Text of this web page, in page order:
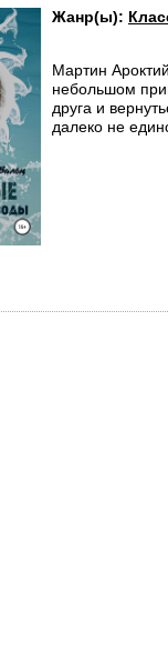
Жанр(ы):
Мартин
небольшом
друга и
далеко не